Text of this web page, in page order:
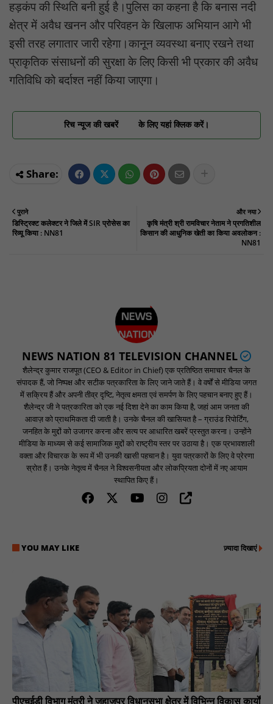
हड़कंप की स्थिति बनी हुई है।पुलिस का कहना है कि बनास नदी
क्षेत्र में अवैध खनन और परिवहन के खिलाफ अभियान आगे भी
इसी तरह लगातार जारी रहेगा।कानून व्यवस्था बनाए रखने तथा
प्राकृतिक संसाधनों की सुरक्षा के लिए किसी भी प्रकार की अवैध
गतिविधि को बर्दाश्त नहीं किया जाएगा।
रिच न्यूज की खबरें के लिए यहां क्लिक करें।
और नया
कृषि मंत्री श्री रामविचार नेताम ने प्रगतिशील
किसान की आधुनिक खेती का किया अवलोकन :
NN81
पुराने
डिस्ट्रिक्ट कलेक्टर ने जिले में SIR प्रोसेस का
रिव्यू किया : NN81
NEWS NATION 81 TELEVISION CHANNEL
शैलेन्द्र कुमार राजपूत (CEO & Editor in Chief) एक प्रतिष्ठित समाचार चैनल के
संपादक हैं, जो निष्पक्ष और सटीक पत्रकारिता के लिए जाने जाते हैं। वे वर्षों से मीडिया जगत
में सक्रिय हैं और अपनी तीव्र दृष्टि, नेतृत्व क्षमता एवं समर्पण के लिए पहचान बनाए हुए हैं।
शैलेन्द्र जी ने पत्रकारिता को एक नई दिशा देने का काम किया है, जहां आम जनता की
आवाज़ को प्राथमिकता दी जाती है। उनके चैनल की खासियत है – ग्राउंड रिपोर्टिंग,
जनहित के मुद्दों को उजागर करना और सत्य पर आधारित खबरें प्रस्तुत करना। उन्होंने
मीडिया के माध्यम से कई सामाजिक मुद्दों को राष्ट्रीय स्तर पर उठाया है। एक प्रभावशाली
वक्ता और विचारक के रूप में भी उनकी खासी पहचान है। युवा पत्रकारों के लिए वे प्रेरणा
स्रोत हैं। उनके नेतृत्व में चैनल ने विश्वसनीयता और लोकप्रियता दोनों में नए आयाम
स्थापित किए हैं।
YOU MAY LIKE ज़्यादा दिखाएं
पीएचईडी विभाग मंत्री ने जहाजपुर विधानसभा क्षेत्र में विभिन्न विकास कार्यों